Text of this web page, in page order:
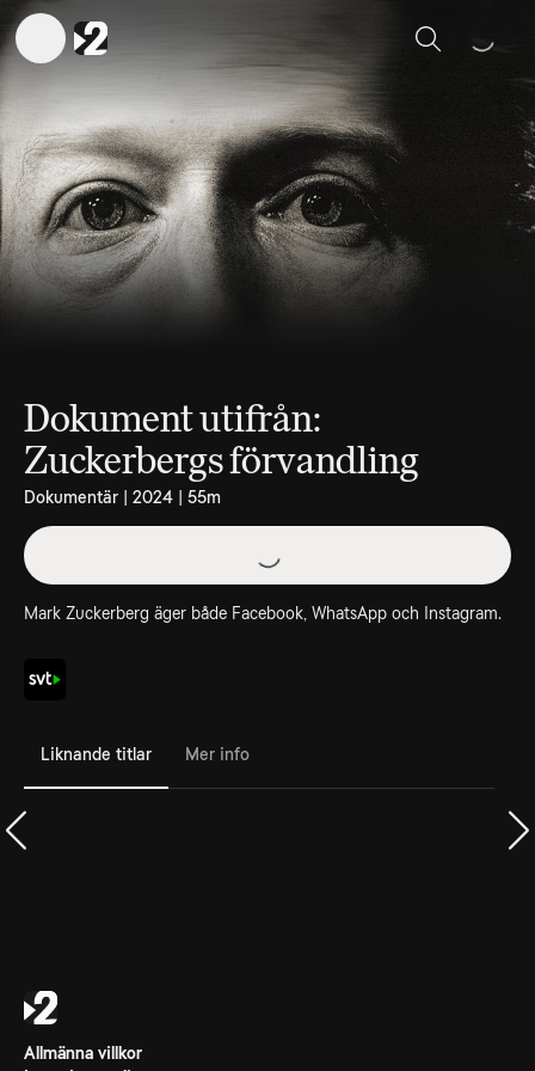
Sök
Dokument utifrån:
Zuckerbergs förvandling
Dokumentär | 2024 | 55m
Mark Zuckerberg äger både Facebook, WhatsApp och Instagram.
Liknande titlar Mer info
Allmänna villkor